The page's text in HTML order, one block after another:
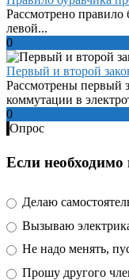
Рассмотрено правило
левой...
0
Первый и второй
Рассмотрены первый
коммутации в
0
Опрос
Если необходимо
Делаю
Вызываю
Не надо менять,
Прошу другого